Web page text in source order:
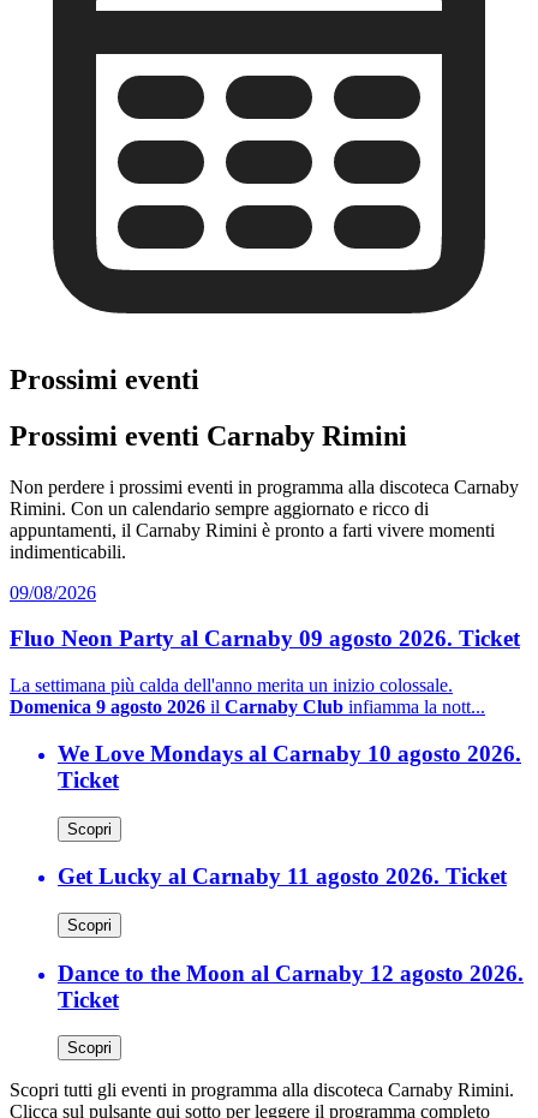
Prossimi eventi
Prossimi eventi Carnaby Rimini
Non perdere i prossimi eventi in programma alla discoteca Carnaby
Rimini. Con un calendario sempre aggiornato e ricco di
appuntamenti, il Carnaby Rimini è pronto a farti vivere momenti
indimenticabili.
09/08/2026
Fluo Neon Party al Carnaby 09 agosto 2026. Ticket
La settimana più calda dell'anno merita un inizio colossale.
Domenica 9 agosto 2026 il Carnaby Club infiamma la nott...
We Love Mondays al Carnaby 10 agosto 2026.
Ticket
Scopri
Get Lucky al Carnaby 11 agosto 2026. Ticket
Scopri
Dance to the Moon al Carnaby 12 agosto 2026.
Ticket
Scopri
Scopri tutti gli eventi in programma alla discoteca Carnaby Rimini.
Clicca sul pulsante qui sotto per leggere il programma completo